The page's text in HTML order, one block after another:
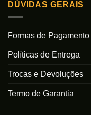
DÚVIDAS GERAIS
Formas de Pagamento
Políticas de Entrega
Trocas e Devoluções
Termo de Garantia